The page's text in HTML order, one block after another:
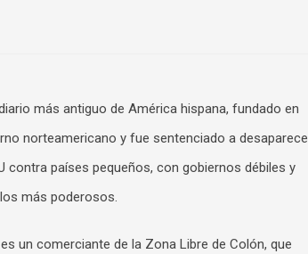
más antiguo de América hispana, fundado en
norteamericano y fue sentenciado a
contra países pequeños, con gobiernos débiles y
más poderosos.
un comerciante de la Zona Libre de Colón, que